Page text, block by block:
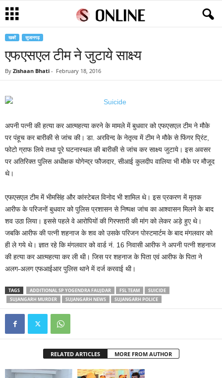
खबरें सुजानगढ़
एफएसएल टीम ने जुटाये साक्ष्य
By Zishaan Bhati - February 18, 2016
अपनी पत्नी की हत्या कर आत्महत्या करने के मामले में बुधवार को एफएसएल टीम ने मौके
पर पंहूच कर बारीकी से जांच की। डा. अरविन्द के नेतृत्व में टीम ने मौके से फिंगर प्रिंट,
फोटो ग्राफ लिये तथा पूरे घटनास्थल की बारीकी से जांच कर साक्ष्य जुटाये। इस अवसर
पर अतिरिक्त पुलिस अधीक्षक योगेन्द्र फौजदार, सीआई कुलदीप वालिया भी मौके पर मौजूद
थे।
एफएसएल टीम में भीमसिंह और कांस्टेबल विनोद भी शामिल थे। इस प्रकरण में मृतक
आरीफ के परिजनों बुधवार को पुलिस प्रशासन से निष्पक्ष जांच का आश्वासन मिलने के बाद
शव उठा लिया। इससे पहले वे आरोपियों की गिरफ्तारी की मांग को लेकर अड़े हुए थे।
जबकि आरीफ की पत्नी शहनाज के शव को उसके परिजन पोस्टमार्टम के बाद मंगलवार को
ही ले गये थे। ज्ञात रहे कि मंगलवार को वार्ड नं. 16 निवासी आरीफ ने अपनी पत्नी शहनाज
की हत्या कर आत्महत्या कर ली थी। जिस पर शहनाज के पिता एवं आरीफ के पिता ने
अलग-अलग एफआईआर पुलिस थाने में दर्ज करवाई थी।
TAGS ADDITIONAL SP YOGENDRA FAUJDAR FSL TEAM
SUICIDE
SUJANGARH MURDER
SUJANGARH NEWS SUJANGARH POLICE
RELATED ARTICLES MORE FROM AUTHOR